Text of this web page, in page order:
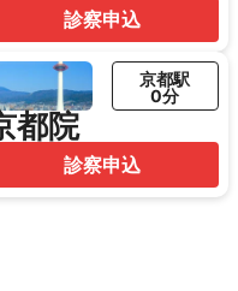
診察申込
都院
京都駅
0分
診察申込